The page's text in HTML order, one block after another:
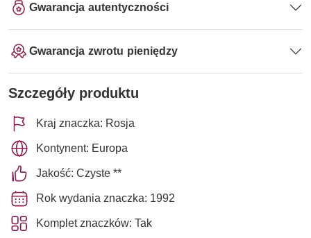
Gwarancja autentyczności
Gwarancja zwrotu pieniędzy
Szczegóły produktu
Kraj znaczka: Rosja
Kontynent: Europa
Jakość: Czyste **
Rok wydania znaczka: 1992
Komplet znaczków: Tak